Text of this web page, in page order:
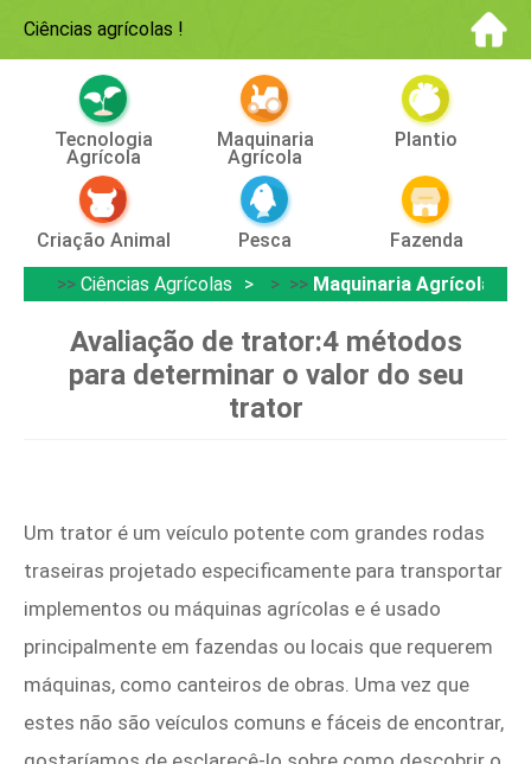
Ciências agrícolas !
Tecnologia
Agrícola
Maquinaria
Agrícola
Plantio
Criação Animal Pesca
Fazenda
>> Ciências Agrícolas > >> Maquinaria Agrícola
Avaliação de trator:4 métodos
para determinar o valor do seu
trator
Um trator é um veículo potente com grandes rodas
traseiras projetado especificamente para transportar
implementos ou máquinas agrícolas e é usado
principalmente em fazendas ou locais que requerem
máquinas, como canteiros de obras. Uma vez que
estes não são veículos comuns e fáceis de encontrar,